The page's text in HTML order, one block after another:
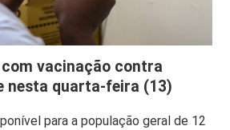
vacinação contra
nesta quarta-feira (13)
para a população geral de 12